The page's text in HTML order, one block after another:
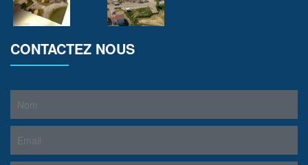
CONTACTEZ NOUS